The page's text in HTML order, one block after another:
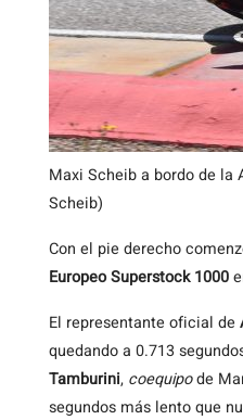
Maxi Scheib a bordo de la
Scheib)
Con el pie derecho
Europeo Superstock 1000
El representante oficial de
quedando a 0.713
Tamburini, coequipode
segundos más lento que